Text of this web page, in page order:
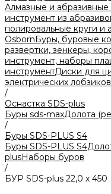
Алмазные и
инструмент из
полировальные круги и
OsbornБуры, буровые
развертки, зенкеры,
инструмент, наборы
инструментДиски для
электрических
/
Оснастка SDS-plus
Буры sds-maxДолота
/
Буры SDS-PLUS S4
Буры SDS-PLUS S4
plusНаборы буров
/
БУP SDS-plus 22,0 x 450